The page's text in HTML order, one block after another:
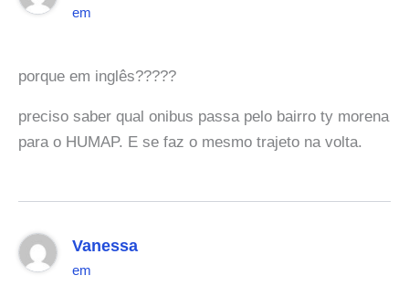
em
porque em inglês?????
preciso saber qual onibus passa pelo bairro ty morena
para o HUMAP. E se faz o mesmo trajeto na volta.
Vanessa
em